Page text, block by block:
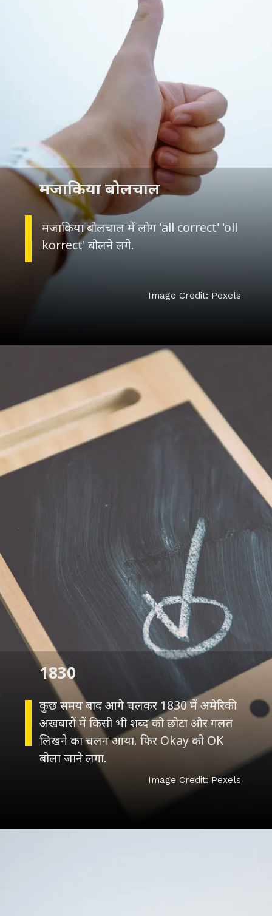
मजाकिया बोलचाल में लोग 'all correct' 'oll
korrect' बोलने लगे.
मजाकिया बोलचाल
Image Credit: Pexels
कुछ समय बाद आगे चलकर 1830 में अमेरिकी
अखबारों में किसी भी शब्द को छोटा और गलत
लिखने का चलन आया. फिर Okay को OK
बोला जाने लगा.
1830
Image Credit: Pexels